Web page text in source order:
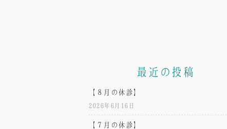
最近の投稿
【８月の休診】
2026年6月16日
【７月の休診】